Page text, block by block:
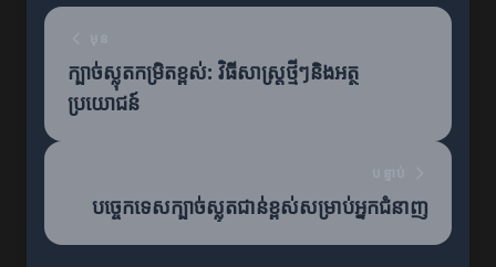
ក្បាច់ស្លុតកម្រិតខ្ពស់: វិធីសាស្រ្តថ្មីៗនិងអត្ថ
ប្រយោជន៍
បច្ចេកទេសក្បាច់ស្លុតជាន់ខ្ពស់សម្រាប់អ្នកជំនាញ